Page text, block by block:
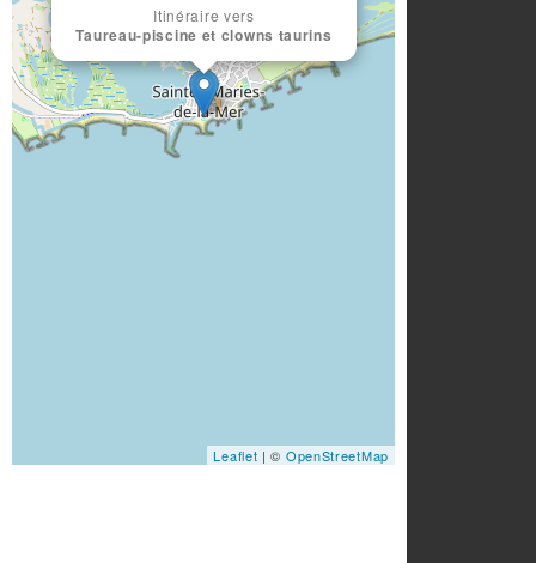
Itinéraire vers
Taureau-piscine et clowns taurins
Leaflet | © OpenStreetMap